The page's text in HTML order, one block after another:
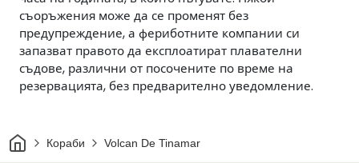
съоръжения може да се променят без
предупреждение, а фериботните компании си
запазват правото да експлоатират плавателни
съдове, различни от посочените по време на
резервацията, без предварително уведомление.
НачалоКораби Volcan De Tinamar